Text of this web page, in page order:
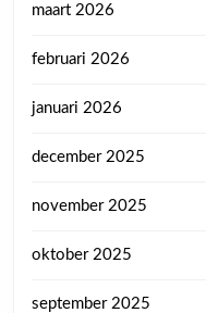
maart 2026
februari 2026
januari 2026
december 2025
november 2025
oktober 2025
september 2025